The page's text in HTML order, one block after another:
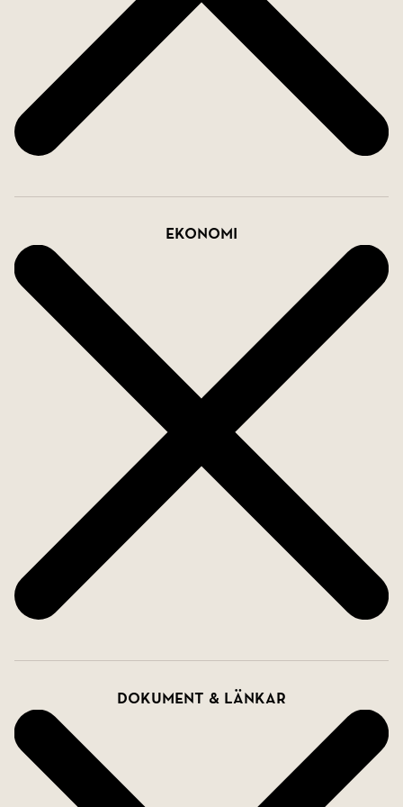
som gör huset lika trivsamt i januari som under
högsommaren.
Köket är både funktionellt och inbjudande med
generösa arbetsytor och gott om förvaring. Här
lagas maten med utsikt mot trädgården samtidigt
Men kanske är det ändå uterummet som blir
hemmets verkliga favoritplats.
Med öppet ryggåstak, generösa glaspartier och
utsikt över den lummiga trädgården känns det
nästan som att sitta utomhus, oavsett årstid. Här
börjar vårens första frukostar, här samlas familjen
under sommarens grillkvällar och här förlängs
sensommaren långt in på hösten. När kvällssolen
färgar himlen över Farhult blir detta en plats man
har svårt att lämna.
Utanför väntar en välskött och insynsskyddad
trädgård där häckar och grönska skapar en privat
solstolen. Flera uteplatser gör att solen kan följas
från morgonkaffet till kvällens sista glas vin.
Husets planlösning är genomtänkt för både
Ekonomi
Dokument & länkar